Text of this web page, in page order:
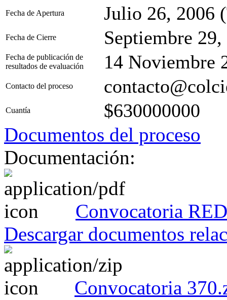
Fecha de Apertura Julio 26, 2006
Fecha de Cierre Septiembre
Fecha de publicación de
resultados de evaluación
14 Noviembre
Contacto del proceso
Cuantía $630000000
Documentos del proceso
Documentación:
Convocatoria
Descargar documentos
Convocatoria